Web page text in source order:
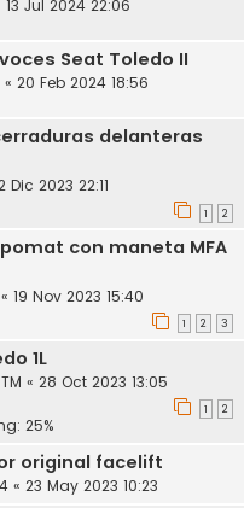
13 Jul 2024 22:06
Seat Toledo II
« 20 Feb 2024 18:56
delanteras
Dic 2023 22:11
1 2
con maneta MFA
« 19 Nov 2023 15:40
1 2 3
1L
« 28 Oct 2023 13:05
1 2
25%
original facelift
« 23 May 2023 10:23